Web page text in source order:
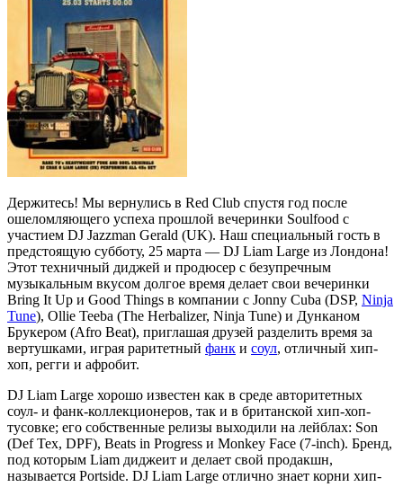
Держитесь! Мы вернулись в Red Club спустя год после
ошеломляющего успеха прошлой вечеринки Soulfood с
участием DJ Jazzman Gerald (UK). Наш специальный гость в
предстоящую субботу, 25 марта — DJ Liam Large из Лондона!
Этот техничный диджей и продюсер с безупречным
музыкальным вкусом долгое время делает свои вечеринки
Bring It Up и Good Things в компании с Jonny Cuba (DSP, Ninja
Tune), Ollie Teeba (The Herbalizer, Ninja Tune) и Дунканом
Брукером (Afro Beat), приглашая друзей разделить время за
вертушками, играя раритетный фанк и соул, отличный хип-
хоп, регги и афробит.
DJ Liam Large хорошо известен как в среде авторитетных
соул- и фанк-коллекционеров, так и в британской хип-хоп-
тусовке; его собственные релизы выходили на лейблах: Son
(Def Tex, DPF), Beats in Progress и Monkey Face (7-inch). Бренд,
под которым Liam диджеит и делает свой продакшн,
называется Portside. DJ Liam Large отлично знает корни хип-